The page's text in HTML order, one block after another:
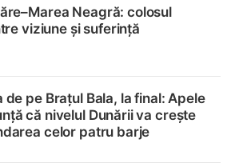
Neagră: colosul
viziune și suferință
de pe Brațul Bala, la final: Apele
că nivelul Dunării va crește
celor patru barje